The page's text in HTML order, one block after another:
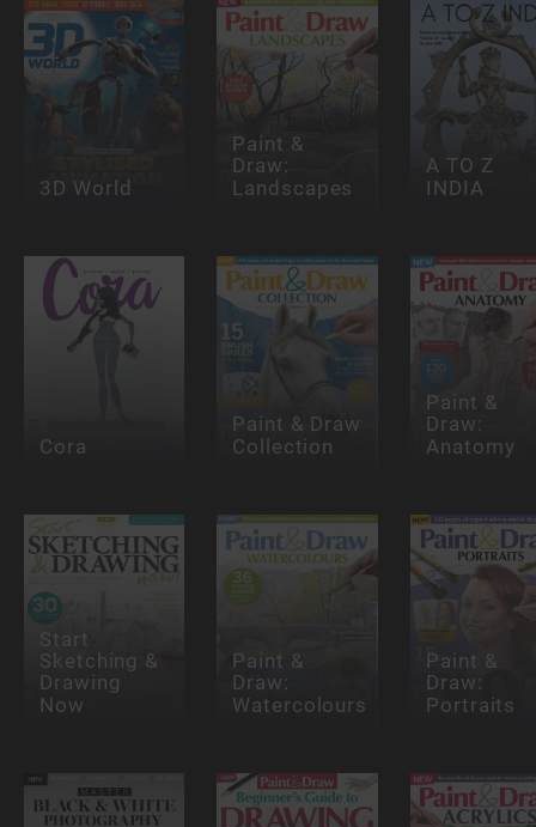
3D World
Paint &
Draw:
Landscapes
A TO Z
INDIA
Cora
Paint & Draw
Collection
Paint &
Draw:
Anatomy
Start
Sketching &
Drawing
Now
Paint &
Draw:
Watercolours
Paint &
Draw:
Portraits